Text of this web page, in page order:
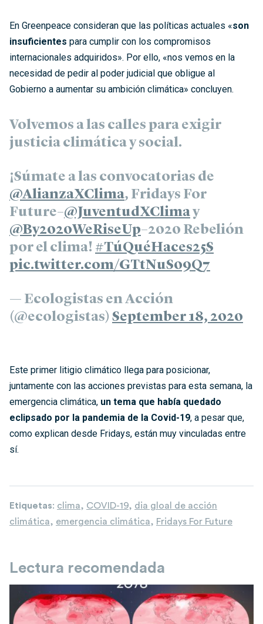
En Greenpeace consideran que las políticas actuales «son
insuficientes para cumplir con los compromisos
internacionales adquiridos». Por ello, «nos vemos en la
necesidad de pedir al poder judicial que obligue al
Gobierno a aumentar su ambición climática» concluyen.
Volvemos a las calles para exigir
justicia climática y social.
¡Súmate a las convocatorias de
@AlianzaXClima, Fridays For
Future–@JuventudXClimay
@By2020WeRiseUp–2020 Rebelión
por el clima! #TúQuéHaces25S
pic.twitter.com/GTtNuS09Q7
— Ecologistas en Acción
(@ecologistas) September 18, 2020
Este primer litigio climático llega para posicionar,
juntamente con las acciones previstas para esta semana, la
emergencia climática, un tema que había quedado
eclipsado por la pandemia de la Covid-19, a pesar que,
como explican desde Fridays, están muy vinculadas entre
sí.
Etiquetas: clima, COVID-19, dia gloal de acción
climática, emergencia climática, Fridays For Future
Lectura recomendada